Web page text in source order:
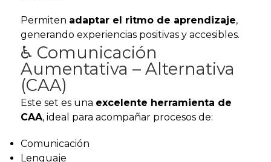
Permiten adaptar el ritmo de aprendizaje,
generando experiencias positivas y accesibles.
♿ Comunicación
Aumentativa – Alternativa
(CAA)
Este set es una excelente herramienta de
CAA, ideal para acompañar procesos de:
Comunicación
Lenguaje